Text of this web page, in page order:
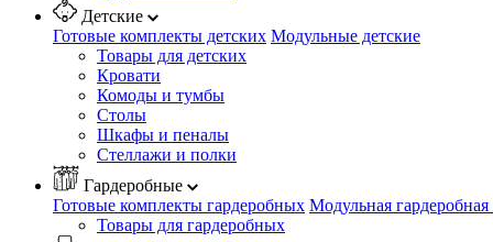
Детские
Готовые комплекты детских Модульные детские
Товары для детских
Кровати
Комоды и тумбы
Столы
Шкафы и пеналы
Стеллажи и полки
Гардеробные
Готовые комплекты гардеробных Модульная
Товары для гардеробных